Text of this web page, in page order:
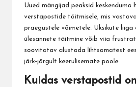
Uued mängijad peaksid keskenduma
verstapostide täitmisele, mis
praegustele võimetele. Üksikute
ülesannete täitmine võib viia
soovitatav alustada lihtsamatest
järk-järgult keerulisemate poole.
Kuidas verstapostid on